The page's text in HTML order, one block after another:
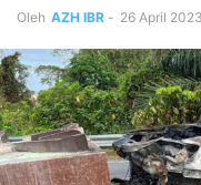
Oleh AZH IBR - 26 April 2023